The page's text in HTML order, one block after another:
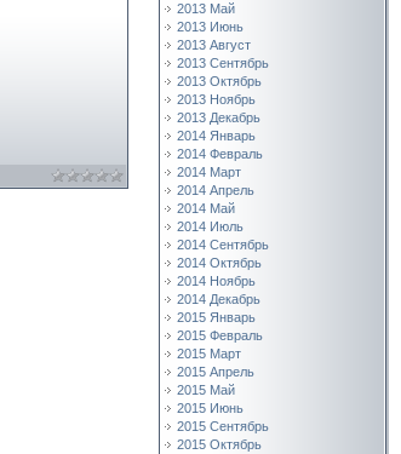
2013 Май
2013 Июнь
2013 Август
2013 Сентябрь
2013 Октябрь
2013 Ноябрь
2013 Декабрь
2014 Январь
2014 Февраль
2014 Март
2014 Апрель
2014 Май
2014 Июль
2014 Сентябрь
2014 Октябрь
2014 Ноябрь
2014 Декабрь
2015 Январь
2015 Февраль
2015 Март
2015 Апрель
2015 Май
2015 Июнь
2015 Сентябрь
2015 Октябрь